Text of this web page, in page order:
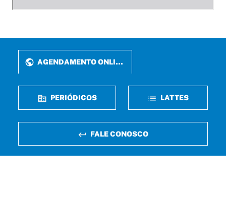
AGENDAMENTO ONLINE
PERIÓDICOS LATTES
FALE CONOSCO